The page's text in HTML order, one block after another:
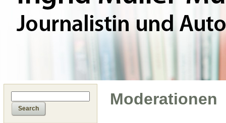
Moderationen